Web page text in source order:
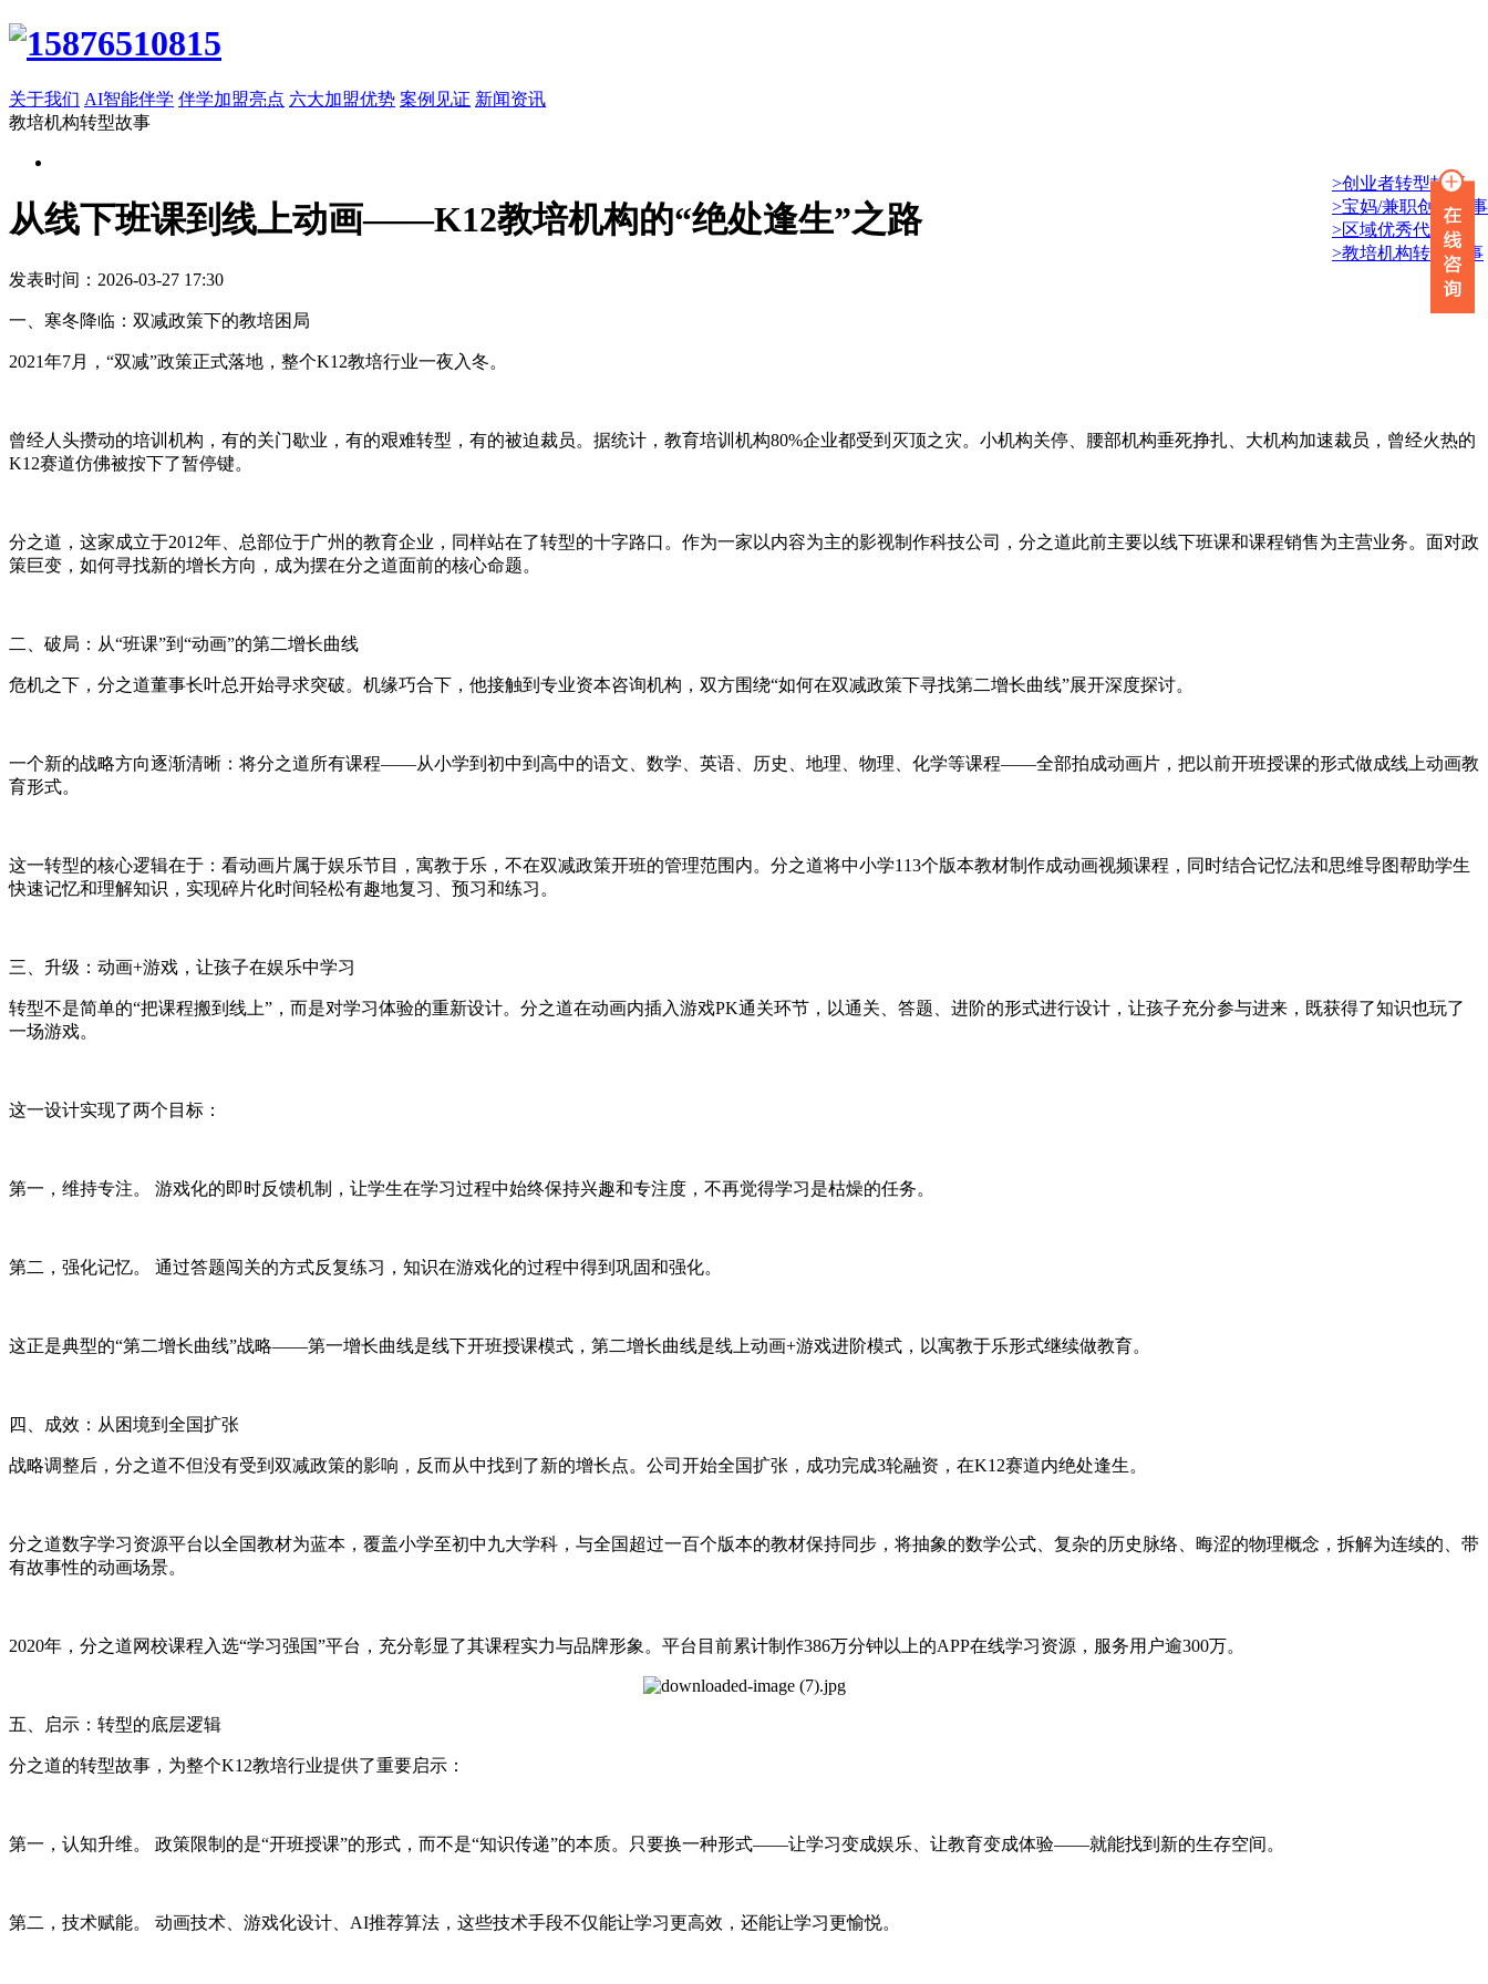
关于我们 AI智能伴学 伴学加盟亮点 六大加盟优势 案例见证 新闻资讯
教培机构转型故事
>创业者转型故事
>宝妈/兼职创业故事
>区域优秀代理商
>教培机构转型故事
从线下班课到线上动画——K12教培机构的“绝处逢生”之路
发表时间：2026-03-27 17:30
一、寒冬降临：双减政策下的教培困局
2021年7月，“双减”政策正式落地，整个K12教培行业一夜入冬。
曾经人头攒动的培训机构，有的关门歇业，有的艰难转型，有的被迫裁员。据统计，教育培训机构80%企业都受到灭顶之灾。小机构关停、腰部机构垂死挣扎、大机构加速裁员，曾经火热的
K12赛道仿佛被按下了暂停键。
分之道，这家成立于2012年、总部位于广州的教育企业，同样站在了转型的十字路口。作为一家以内容为主的影视制作科技公司，分之道此前主要以线下班课和课程销售为主营业务。面对政
策巨变，如何寻找新的增长方向，成为摆在分之道面前的核心命题。
二、破局：从“班课”到“动画”的第二增长曲线
危机之下，分之道董事长叶总开始寻求突破。机缘巧合下，他接触到专业资本咨询机构，双方围绕“如何在双减政策下寻找第二增长曲线”展开深度探讨。
一个新的战略方向逐渐清晰：将分之道所有课程——从小学到初中到高中的语文、数学、英语、历史、地理、物理、化学等课程——全部拍成动画片，把以前开班授课的形式做成线上动画教
育形式。
这一转型的核心逻辑在于：看动画片属于娱乐节目，寓教于乐，不在双减政策开班的管理范围内。分之道将中小学113个版本教材制作成动画视频课程，同时结合记忆法和思维导图帮助学生
快速记忆和理解知识，实现碎片化时间轻松有趣地复习、预习和练习。
三、升级：动画+游戏，让孩子在娱乐中学习
转型不是简单的“把课程搬到线上”，而是对学习体验的重新设计。分之道在动画内插入游戏PK通关环节，以通关、答题、进阶的形式进行设计，让孩子充分参与进来，既获得了知识也玩了
一场游戏。
这一设计实现了两个目标：
第一，维持专注。 游戏化的即时反馈机制，让学生在学习过程中始终保持兴趣和专注度，不再觉得学习是枯燥的任务。
第二，强化记忆。 通过答题闯关的方式反复练习，知识在游戏化的过程中得到巩固和强化。
这正是典型的“第二增长曲线”战略——第一增长曲线是线下开班授课模式，第二增长曲线是线上动画+游戏进阶模式，以寓教于乐形式继续做教育。
四、成效：从困境到全国扩张
战略调整后，分之道不但没有受到双减政策的影响，反而从中找到了新的增长点。公司开始全国扩张，成功完成3轮融资，在K12赛道内绝处逢生。
分之道数字学习资源平台以全国教材为蓝本，覆盖小学至初中九大学科，与全国超过一百个版本的教材保持同步，将抽象的数学公式、复杂的历史脉络、晦涩的物理概念，拆解为连续的、带
有故事性的动画场景。
2020年，分之道网校课程入选“学习强国”平台，充分彰显了其课程实力与品牌形象。平台目前累计制作386万分钟以上的APP在线学习资源，服务用户逾300万。
五、启示：转型的底层逻辑
分之道的转型故事，为整个K12教培行业提供了重要启示：
第一，认知升维。 政策限制的是“开班授课”的形式，而不是“知识传递”的本质。只要换一种形式——让学习变成娱乐、让教育变成体验——就能找到新的生存空间。
第二，技术赋能。 动画技术、游戏化设计、AI推荐算法，这些技术手段不仅能让学习更高效，还能让学习更愉悦。